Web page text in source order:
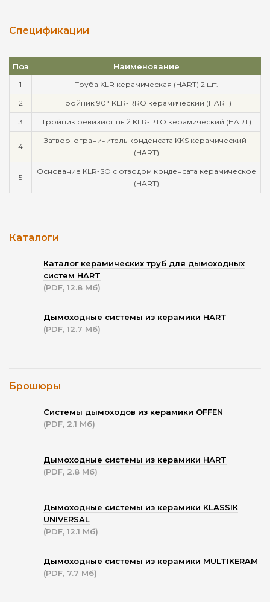
Спецификации
Поз Наименование
1 Труба KLR керамическая (HART) 2 шт.
2 Тройник 90° KLR-RRO керамический (HART)
3 Тройник ревизионный KLR-PTO керамический (HART)
4
Затвор-ограничитель конденсата KKS керамический
(HART)
5
Основание KLR-SO с отводом конденсата керамическое
(HART)
Каталоги
Каталог керамических труб для дымоходных
систем HART
(PDF, 12.8 Мб)
Дымоходные системы из керамики HART
(PDF, 12.7 Мб)
Брошюры
Системы дымоходов из керамики OFFEN
(PDF, 2.1 Мб)
Дымоходные системы из керамики HART
(PDF, 2.8 Мб)
Дымоходные системы из керамики KLASSIK
UNIVERSAL
(PDF, 12.1 Мб)
Дымоходные системы из керамики MULTIKERAM
(PDF, 7.7 Мб)